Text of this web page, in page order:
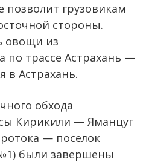
позволит грузовикам
стороны.
овощи из
по трассе Астрахань —
в Астрахань.
обхода
Кирикили — Яманцуг
— поселок
были завершены